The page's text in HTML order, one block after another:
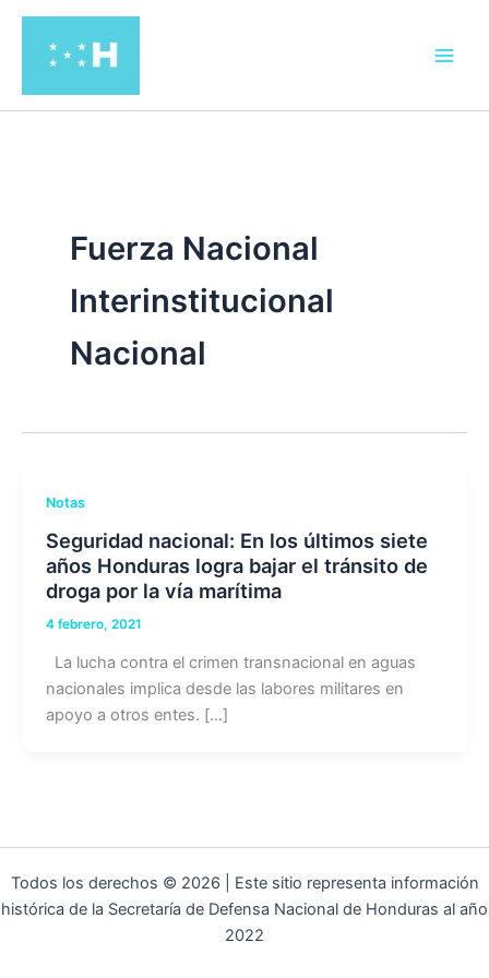
contenido
Fuerza Nacional
Interinstitucional
Nacional
Notas
Seguridad nacional: En los últimos siete
años Honduras logra bajar el tránsito de
droga por la vía marítima
4 febrero, 2021
La lucha contra el crimen transnacional en aguas
nacionales implica desde las labores militares en
apoyo a otros entes. […]
Todos los derechos © 2026 | Este sitio representa información
histórica de la Secretaría de Defensa Nacional de Honduras al año
2022